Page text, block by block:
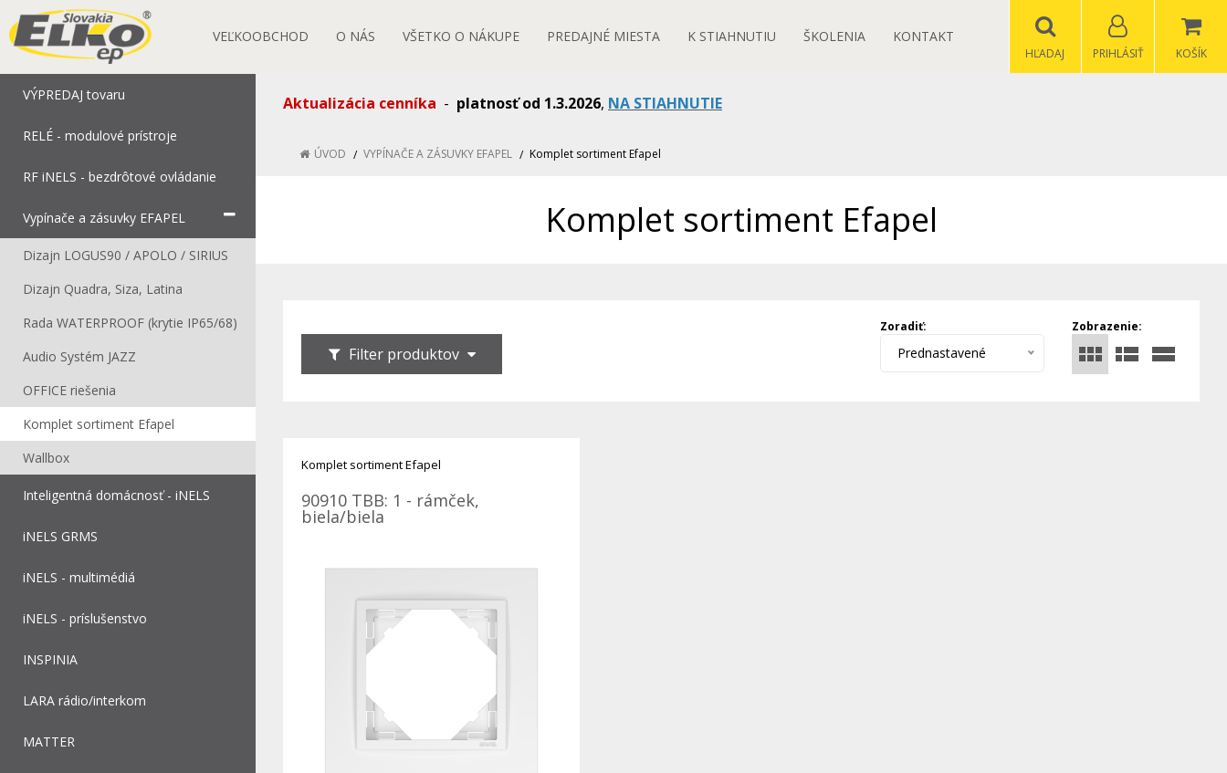
VEĽKOOBCHOD O NÁS VŠETKO O NÁKUPE PREDAJNÉ MIESTA K STIAHNUTIU ŠKOLENIA KONTAKT
KOŠÍK
PRIHLÁSIŤ
HĽADAJ
VÝPREDAJ tovaru
RELÉ - modulové prístroje
RF iNELS - bezdrôtové ovládanie
Vypínače a zásuvky EFAPEL
Dizajn LOGUS90 / APOLO / SIRIUS
Dizajn Quadra, Siza, Latina
Rada WATERPROOF (krytie IP65/68)
Audio Systém JAZZ
OFFICE riešenia
Komplet sortiment Efapel
Wallbox
Inteligentná domácnosť - iNELS
iNELS GRMS
iNELS - multimédiá
iNELS - príslušenstvo
INSPINIA
LARA rádio/interkom
MATTER
Aktualizácia cenníka - platnosť od 1.3.2026, NA STIAHNUTIE
ÚVOD VYPÍNAČE A ZÁSUVKY EFAPEL Komplet sortiment Efapel
Komplet sortiment Efapel
Filter produktov
Zobrazenie:
Zoradiť:
Prednastavené
Komplet sortiment Efapel
90910 TBB: 1 - rámček,
biela/biela